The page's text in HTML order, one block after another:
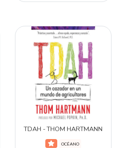
TDAH - THOM HARTMANN
OCÉANO